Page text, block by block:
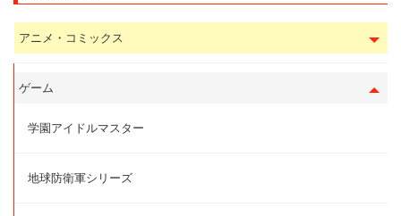
アニメ・コミックス
ゲーム
学園アイドルマスター
地球防衛軍シリーズ